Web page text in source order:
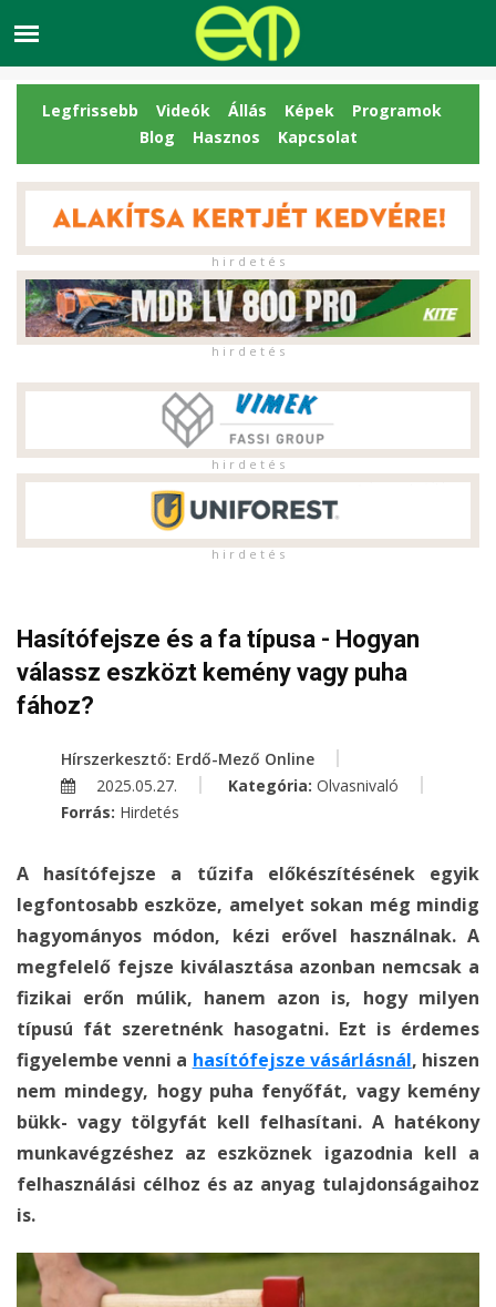
Legfrissebb Videók Állás Képek
Programok
Blog
Hasznos Kapcsolat
h i r d e t é s
h i r d e t é s
h i r d e t é s
h i r d e t é s
Hasítófejsze és a fa típusa - Hogyan
válassz eszközt kemény vagy puha
fához?
Hírszerkesztő: Erdő-Mező Online
2025.05.27.
Kategória: Olvasnivaló
Forrás: Hirdetés
A hasítófejsze a tűzifa előkészítésének egyik
legfontosabb eszköze, amelyet sokan még mindig
hagyományos módon, kézi erővel használnak. A
megfelelő fejsze kiválasztása azonban nemcsak a
fizikai erőn múlik, hanem azon is, hogy milyen
típusú fát szeretnénk hasogatni. Ezt is érdemes
figyelembe venni a hasítófejsze vásárlásnál, hiszen
nem mindegy, hogy puha fenyőfát, vagy kemény
bükk- vagy tölgyfát kell felhasítani. A hatékony
munkavégzéshez az eszköznek igazodnia kell a
felhasználási célhoz és az anyag tulajdonságaihoz
is.